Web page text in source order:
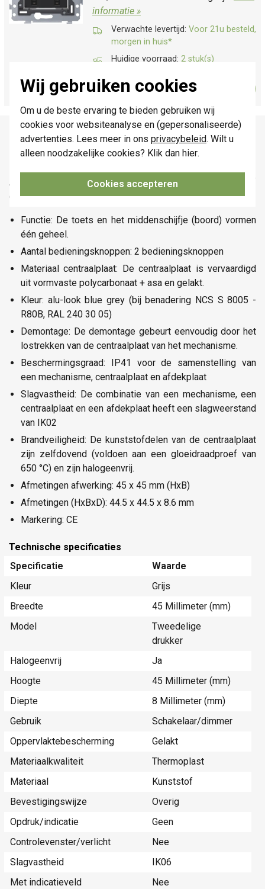
Wij gebruiken cookies
Om u de beste ervaring te bieden gebruiken wij
cookies voor websiteanalyse en (gepersonaliseerde)
advertenties. Lees meer in ons privacybeleid. Wilt u
alleen noodzakelijke cookies? Klik dan hier.
Cookies accepteren
informatie »
Verwachte levertijd: Voor 21u besteld,
morgen in huis*
Huidige voorraad: 2 stuk(s)
63,95 +
-
Productomschrijving
Niko 220-31004 datasheet
Afwerkingsset voor dubbele elektronische schakelaar of
drukknop, blue grey coated.
Functie: De toets en het middenschijfje (boord) vormen
één geheel.
Aantal bedieningsknoppen: 2 bedieningsknoppen
Materiaal centraalplaat: De centraalplaat is vervaardigd
uit vormvaste polycarbonaat + asa en gelakt.
Kleur: alu-look blue grey (bij benadering NCS S 8005 -
R80B, RAL 240 30 05)
Demontage: De demontage gebeurt eenvoudig door het
lostrekken van de centraalplaat van het mechanisme.
Beschermingsgraad: IP41 voor de samenstelling van
een mechanisme, centraalplaat en afdekplaat
Slagvastheid: De combinatie van een mechanisme, een
centraalplaat en een afdekplaat heeft een slagweerstand
van IK02
Brandveiligheid: De kunststofdelen van de centraalplaat
zijn zelfdovend (voldoen aan een gloeidraadproef van
650 °C) en zijn halogeenvrij.
Afmetingen afwerking: 45 x 45 mm (HxB)
Afmetingen (HxBxD): 44.5 x 44.5 x 8.6 mm
Markering: CE
Technische specificaties
Specificatie
Waarde
Kleur
Grijs
Breedte
45 Millimeter (mm)
Model
Tweedelige
drukker
Halogeenvrij
Ja
Hoogte
45 Millimeter (mm)
Diepte
8 Millimeter (mm)
Gebruik
Schakelaar/dimmer
Oppervlaktebescherming
Gelakt
Materiaalkwaliteit
Thermoplast
Materiaal
Kunststof
Bevestigingswijze
Overig
Opdruk/indicatie
Geen
Controlevenster/verlicht
Nee
Slagvastheid
IK06
Met indicatieveld
Nee